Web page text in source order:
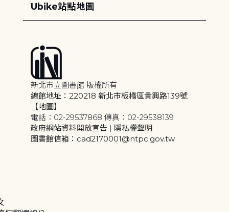
Ubike站點地圖
新北市立圖書館 版權所有
總館地址：220218 新北市板橋區貴興路139號
【地圖】
電話：02-29537868 傳真：02-29538139
政府網站資料開放宣告 | 隱私權聲明
圖書館信箱：cad2170001@ntpc.gov.tw